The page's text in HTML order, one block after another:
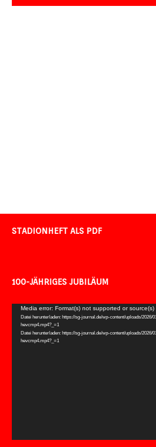
STADIONHEFT ALS PDF
100-JÄHRIGES JUBILÄUM
Video-
Player
Media error: Format(s) not supported or
Datei herunterladen: https://sg-journal.de/wp-content/uploads/2026/
hevcmp4.mp4?_=1
Datei herunterladen: https://sg-journal.de/wp-content/uploads/2026/
hevcmp4.mp4?_=1